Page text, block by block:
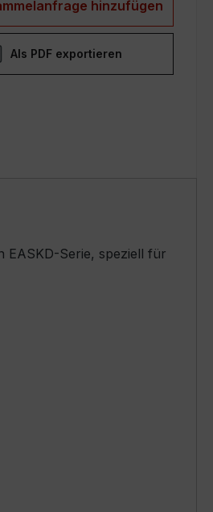
hinzufügen
Als PDF exportieren
EASKD-Serie, speziell für